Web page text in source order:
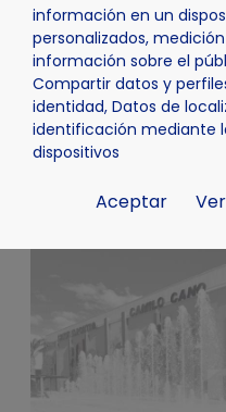
información en un
personalizados,
información sobre el
Compartir datos y
identidad, Datos de
identificación mediante
dispositivos
Aceptar